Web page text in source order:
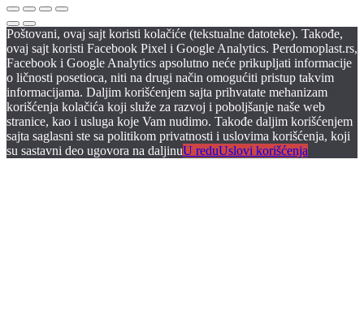
Poštovani, ovaj sajt koristi kolačiće (tekstualne datoteke). Takođe,
ovaj sajt koristi Facebook Pixel i Google Analytics. Perdomoplast.rs,
Facebook i Google Analytics apsolutno neće prikupljati informacije
o ličnosti posetioca, niti na drugi način omogućiti pristup takvim
informacijama. Daljim korišćenjem sajta prihvatate mehanizam
korišćenja kolačića koji služe za razvoj i poboljšanje naše web
stranice, kao i usluga koje Vam nudimo. Takođe daljim korišćenjem
sajta saglasni ste sa politikom privatnosti i uslovima korišćenja, koji
su sastavni deo ugovora na daljinuU reduUslovi korišćenja